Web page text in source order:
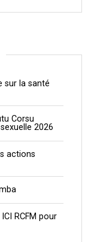
sur la santé
Corsu
2026
actions
RCFM pour